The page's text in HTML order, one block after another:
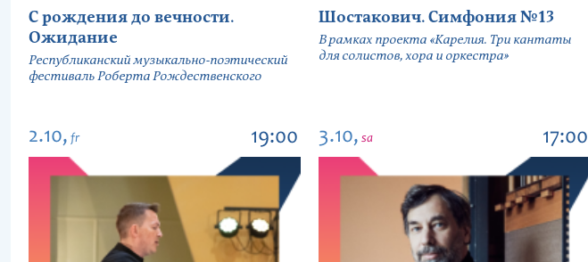
С рождения до вечности.
Ожидание
Республиканский музыкально-поэтический
фестиваль Роберта Рождественского
Шостакович. Симфония №13
В рамках проекта «Карелия. Три кантаты
для солистов, хора и оркестра»
2.10, fr 19:00 3.10, sa 17:00